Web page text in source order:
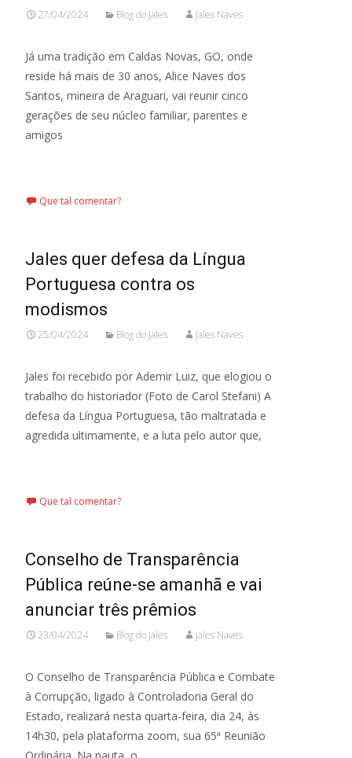
27/04/2024 Blog do Jales Jales Naves
Já uma tradição em Caldas Novas, GO, onde
reside há mais de 30 anos, Alice Naves dos
Santos, mineira de Araguari, vai reunir cinco
gerações de seu núcleo familiar, parentes e
amigos
Que tal comentar?
Jales quer defesa da Língua
Portuguesa contra os
modismos
25/04/2024 Blog do Jales Jales Naves
Jales foi recebido por Ademir Luiz, que elogiou o
trabalho do historiador (Foto de Carol Stefani) A
defesa da Língua Portuguesa, tão maltratada e
agredida ultimamente, e a luta pelo autor que,
Que tal comentar?
Conselho de Transparência
Pública reúne-se amanhã e vai
anunciar três prêmios
23/04/2024 Blog do Jales Jales Naves
O Conselho de Transparência Pública e Combate
à Corrupção, ligado à Controladoria Geral do
Estado, realizará nesta quarta-feira, dia 24, às
14h30, pela plataforma zoom, sua 65ª Reunião